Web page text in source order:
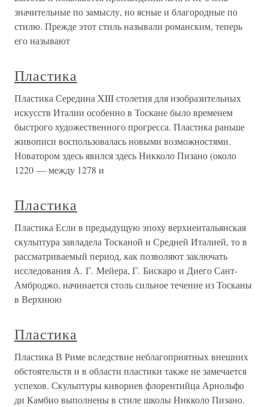
значительные по замыслу, но ясные и благородные по
стилю. Прежде этот стиль называли романским, теперь
его называют
Пластика
Пластика Середина XIII столетия для изобразительных
искусств Италии особенно в Тоскане было временем
быстрого художественного прогресса. Пластика раньше
живописи воспользовалась новыми возможностями.
Новатором здесь явился здесь Никколо Пизано (около
1220 — между 1278 и
Пластика
Пластика Если в предыдущую эпоху верхнеитальянская
скульптура завладела Тосканой и Средней Италией, то в
рассматриваемый период, как позволяют заключать
исследования А. Г. Мейера, Г. Бискаро и Диего Сант-
Амброджо, начинается столь сильное течение из Тосканы
в Верхнюю
Пластика
Пластика В Риме вследствие неблагоприятных внешних
обстоятельств и в области пластики также не замечается
успехов. Скульптуры кивориев флорентийца Арнольфо
ди Камбио выполнены в стиле школы Никколо Пизано.